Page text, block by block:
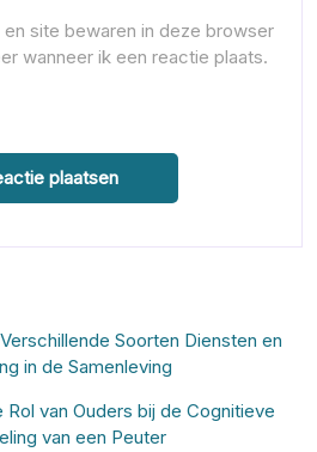
en site bewaren in deze browser
wanneer ik een reactie plaats.
Soorten Diensten en
in de Samenleving
Rol van Ouders bij de Cognitieve
van een Peuter